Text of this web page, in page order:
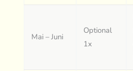
Mai – Juni
Optional
1x